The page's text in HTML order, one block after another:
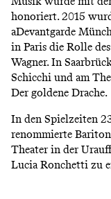
honoriert. 2015
aDevantgarde
in Paris die Rolle
Wagner. In
Schicchi und am
Der goldene Drache.
In den Spielzeiten
renommierte
Theater in der
Lucia Ronchetti zu